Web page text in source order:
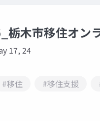
栃木市移住オン
17, 24
#移住 #移住支援